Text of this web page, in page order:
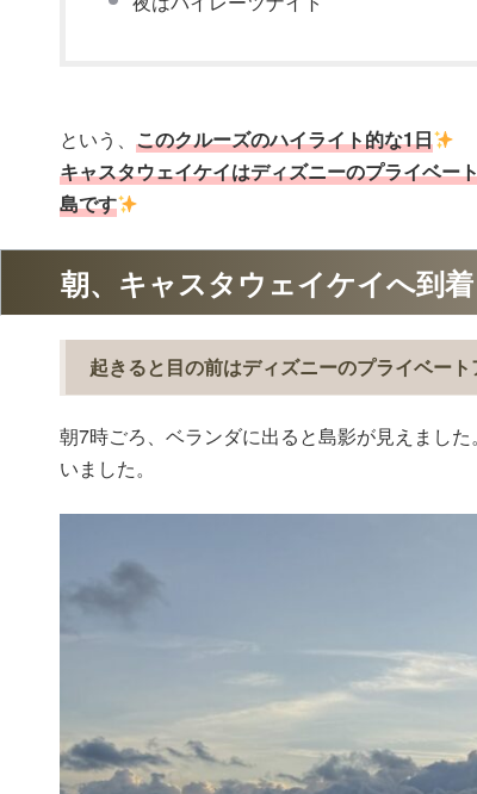
という、 このクルーズのハイライト的な1日
キャスタウェイケイはディズニーのプライベー
島です
朝、キャスタウェイケイへ到着
起きると目の前はディズニーのプライベート
朝7時ごろ、ベランダに出ると島影が見えまし
いました。